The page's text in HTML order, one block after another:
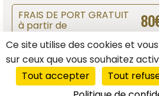
FRAIS DE PORT GRATUIT
à partir de
SUIVI DE COLIS
Affranchir des colissimos sous prestashop
Ce site utilise des cookies et
sur ceux que vous souhaitez
Tout accepter
Tout